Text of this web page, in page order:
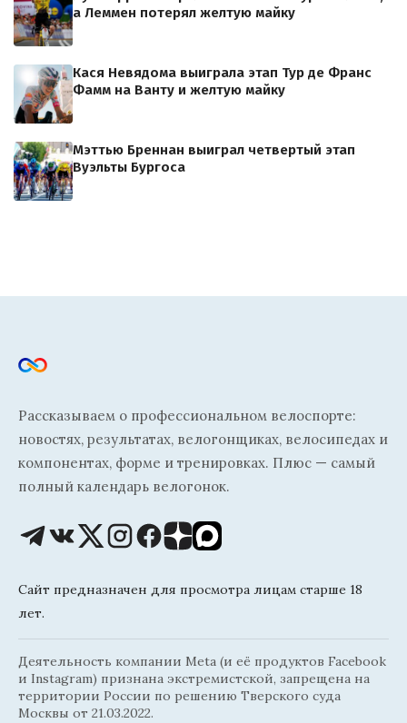
а Леммен потерял желтую майку
Кася Невядома выиграла этап Тур де Франс
Фамм на Ванту и желтую майку
Мэттью Бреннан выиграл четвертый этап
Вуэльты Бургоса
Рассказываем о профессиональном велоспорте:
новостях, результатах, велогонщиках, велосипедах и
компонентах, форме и тренировках. Плюс — самый
полный календарь велогонок.
Сайт предназначен для просмотра лицам старше 18
лет.
Деятельность компании Meta (и её продуктов Facebook
и Instagram) признана экстремистской, запрещена на
территории России по решению Тверского суда
Москвы от 21.03.2022.